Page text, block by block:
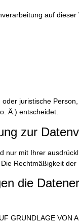
auf dieser
juristische
Ä.) entscheidet.
zur
nur mit Ihrer
Rechtmäßigkeit
die
GRUNDLAGE VON